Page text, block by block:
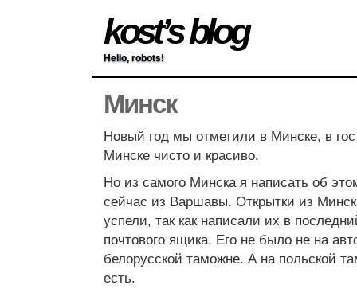
kost’s blog
Hello, robots!
Минск
Новый год мы отметили в Минске, в
Минске чисто и красиво.
Но из самого Минска я написать об
сейчас из Варшавы. Открытки из
успели, так как написали их в
почтового ящика. Его не было не на
белорусской таможне. А на польской
есть.